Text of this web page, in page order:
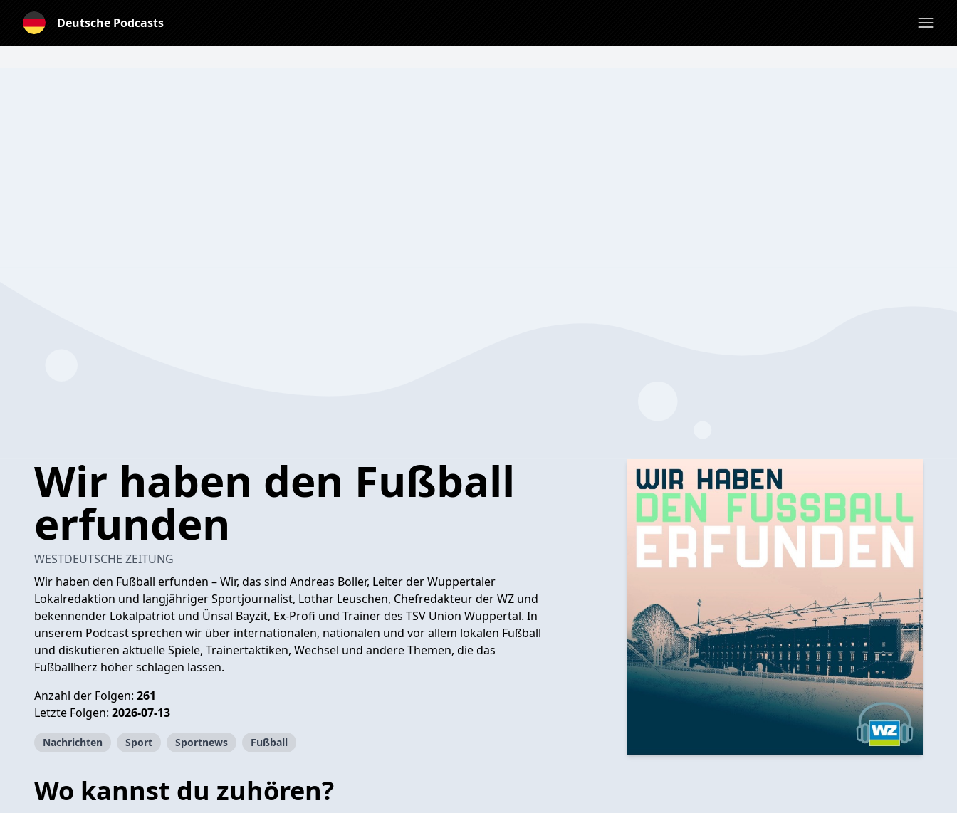
Deutsche Podcasts
Wir haben den Fußball
erfunden
WESTDEUTSCHE ZEITUNG
Wir haben den Fußball erfunden – Wir, das sind Andreas Boller, Leiter der Wuppertaler
Lokalredaktion und langjähriger Sportjournalist, Lothar Leuschen, Chefredakteur der WZ und
bekennender Lokalpatriot und Ünsal Bayzit, Ex-Profi und Trainer des TSV Union Wuppertal. In
unserem Podcast sprechen wir über internationalen, nationalen und vor allem lokalen Fußball
und diskutieren aktuelle Spiele, Trainertaktiken, Wechsel und andere Themen, die das
Fußballherz höher schlagen lassen.
Anzahl der Folgen: 261
Letzte Folgen: 2026-07-13
Nachrichten Sport Sportnews Fußball
Wo kannst du zuhören?